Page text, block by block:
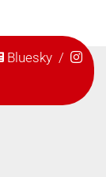
Bluesky/